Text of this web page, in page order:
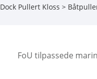
Dock Pullert Kloss >
FoU tilpassede